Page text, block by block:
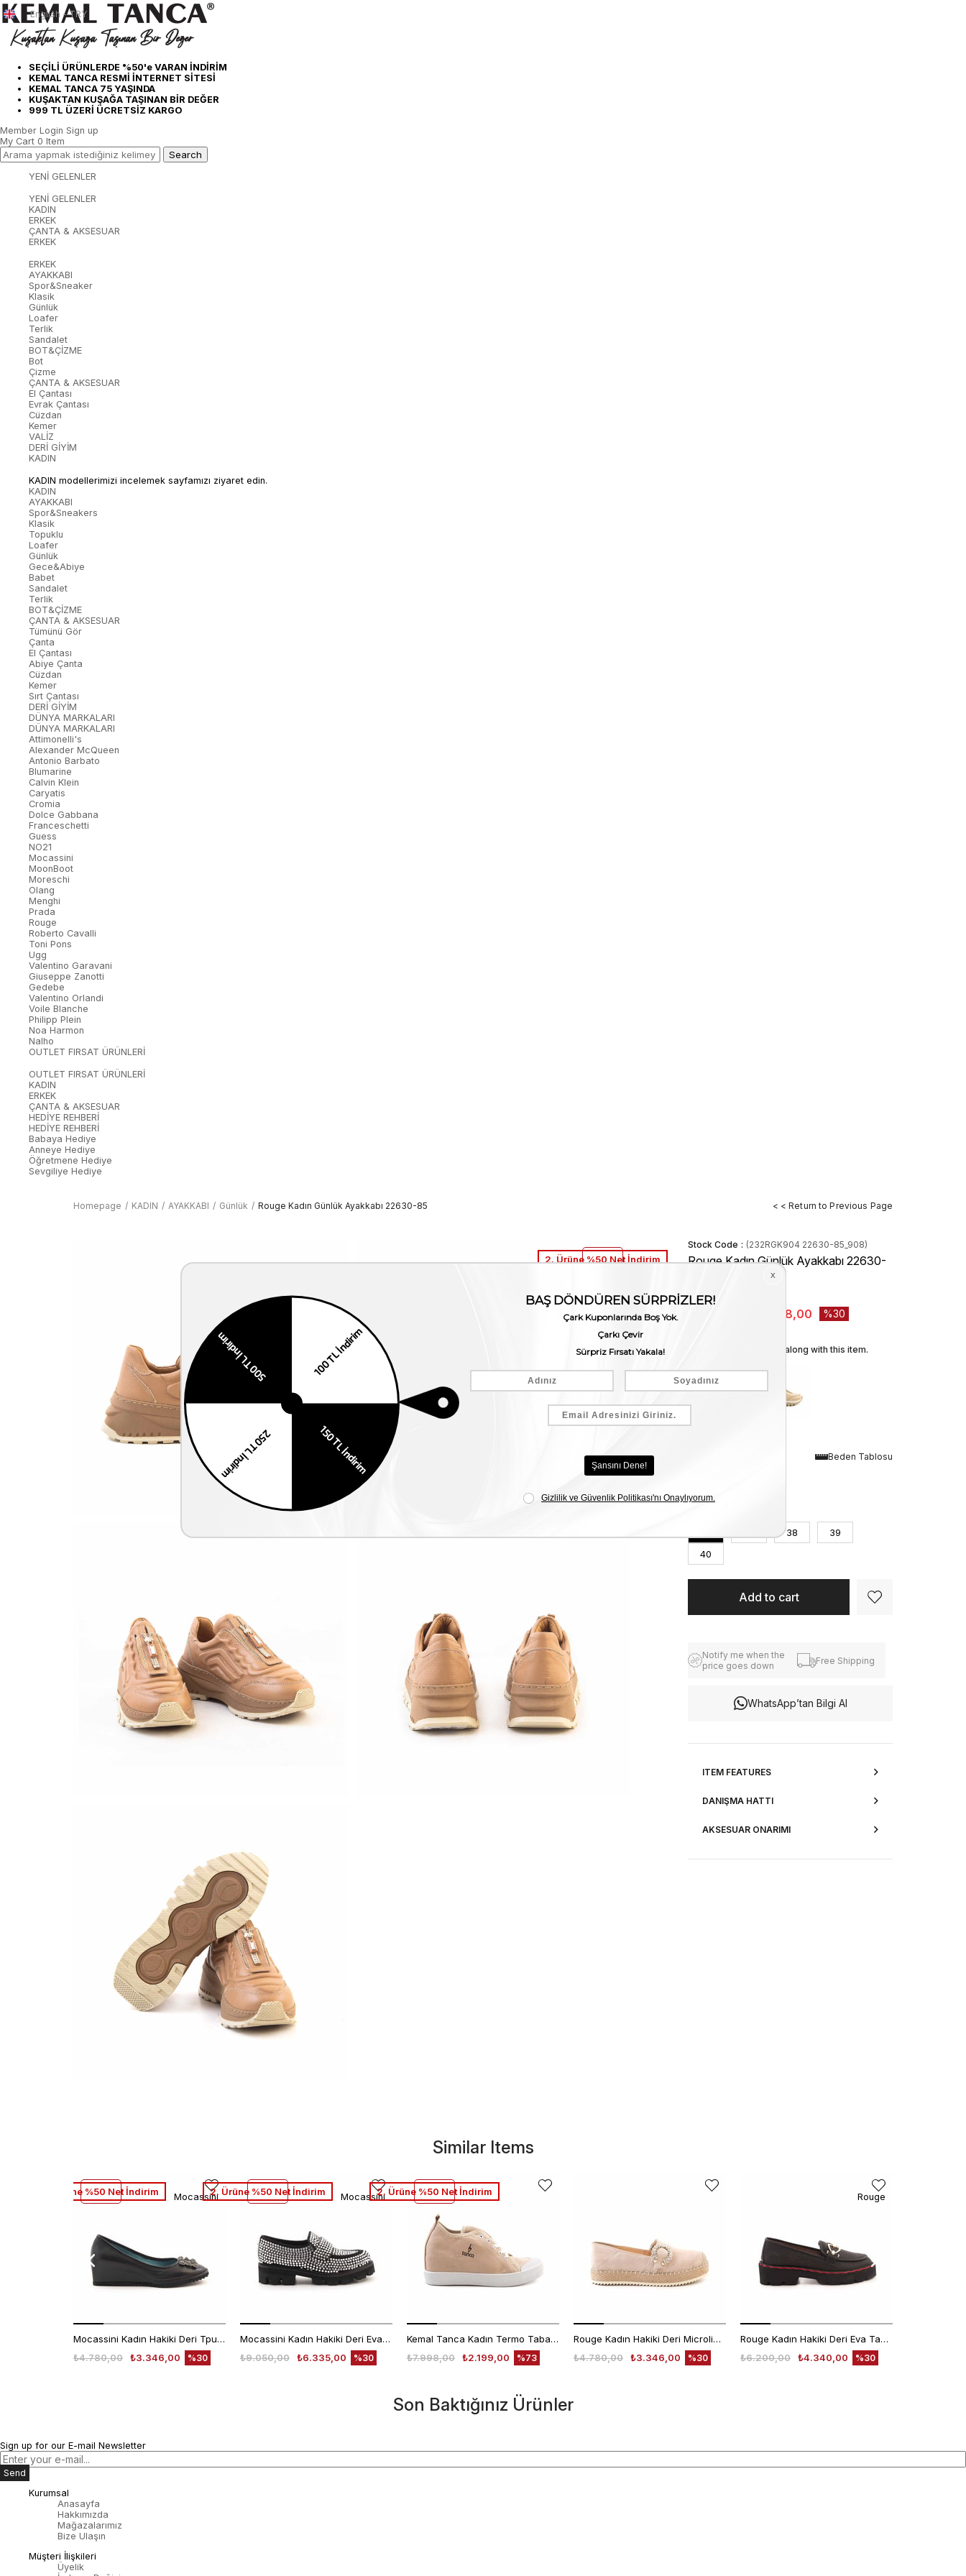
SEÇİLİ ÜRÜNLERDE %50'e VARAN İNDİRİM
KEMAL TANCA RESMİ İNTERNET SİTESİ
KEMAL TANCA 75 YAŞINDA
KUŞAKTAN KUŞAĞA TAŞINAN BİR DEĞER
999 TL ÜZERİ ÜCRETSİZ KARGO
English - TRY
Member Login Sign up
My Cart 0 Item
YENİ GELENLER
YENİ GELENLER
KADIN
ERKEK
ÇANTA & AKSESUAR
ERKEK
ERKEK
AYAKKABI
Spor&Sneaker
Klasik
Günlük
Loafer
Terlik
Sandalet
BOT&ÇİZME
Bot
Çizme
ÇANTA & AKSESUAR
El Çantası
Evrak Çantası
Cüzdan
Kemer
VALİZ
DERİ GİYİM
KADIN
KADIN modellerimizi incelemek sayfamızı ziyaret edin.
KADIN
AYAKKABI
Spor&Sneakers
Klasik
Topuklu
Loafer
Günlük
Gece&Abiye
Babet
Sandalet
Terlik
BOT&ÇİZME
ÇANTA & AKSESUAR
Tümünü Gör
Çanta
El Çantası
Abiye Çanta
Cüzdan
Kemer
Sırt Çantası
DERİ GİYİM
DÜNYA MARKALARI
DÜNYA MARKALARI
Attimonelli's
Alexander McQueen
Antonio Barbato
Blumarine
Calvin Klein
Caryatis
Cromia
Dolce Gabbana
Franceschetti
Guess
NO21
Mocassini
MoonBoot
Moreschi
Olang
Menghi
Prada
Rouge
Roberto Cavalli
Toni Pons
Ugg
Valentino Garavani
Giuseppe Zanotti
Gedebe
Valentino Orlandi
Voile Blanche
Philipp Plein
Noa Harmon
Nalho
OUTLET FIRSAT ÜRÜNLERİ
OUTLET FIRSAT ÜRÜNLERİ
KADIN
ERKEK
ÇANTA & AKSESUAR
HEDİYE REHBERİ
HEDİYE REHBERİ
Babaya Hediye
Anneye Hediye
Öğretmene Hediye
Sevgiliye Hediye
Homepage KADIN AYAKKABI Günlük Rouge Kadın Günlük Ayakkabı 22630-85 < < Return to Previous Page
2. Ürüne %50 Net İndirim
Stock Code (232RGK904 22630-85_908)
Rouge Kadın Günlük Ayakkabı 22630-
Stock Amount
₺5.348,00 30
We recommend these along with this item.
Beden Tablosu
38
39
40
Notify me when the
price goes down
Free Shipping
WhatsApp’tan Bilgi Al
ITEM FEATURES
DANIŞMA HATTI
AKSESUAR ONARIMI
Similar Items
Mocassini Kadın Hakiki Deri Tpu Taban Siyah Günlük Ayakkabı
₺3.346,00
₺4.780,00 %30
2. Ürüne %50 Net İndirim Mocassini
Mocassini Kadın Hakiki Deri Eva Taban Beyaz Günlük Ayakkabı
₺6.335,00
₺9.050,00 %30
2. Ürüne %50 Net İndirim Mocassini
Kemal Tanca Kadın Termo Taban Bej Günlük Ayakkabı
₺2.199,00
₺7.998,00 %73
2. Ürüne %50 Net İndirim
Rouge Kadın Hakiki Deri Microlight Taban Bej Süet Günlük Terlik
₺3.346,00
₺4.780,00 %30
Rouge Kadın Hakiki Deri Eva Taban Siyah Günlük Ayakkabı
₺4.340,00
₺6.200,00 %30
Rouge
Son Baktığınız Ürünler
Sign up for our E-mail Newsletter
Send
Kurumsal
Anasayfa
Hakkımızda
Mağazalarımız
Bize Ulaşın
Müşteri İlişkileri
Üyelik